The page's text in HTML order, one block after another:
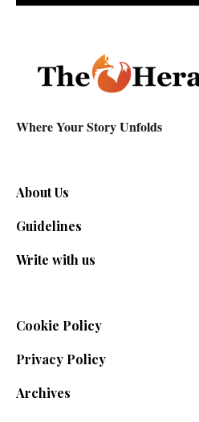
Where Your Story Unfolds
About Us
Guidelines
Write with us
Cookie Policy
Privacy Policy
Archives